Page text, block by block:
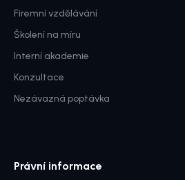
Firemní vzdělávání
Školení na míru
Interní akademie
Konzultace
Nezávazná poptávka
Právní informace